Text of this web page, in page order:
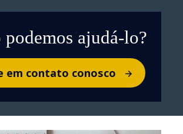
podemos ajudá-lo?
em contato conosco